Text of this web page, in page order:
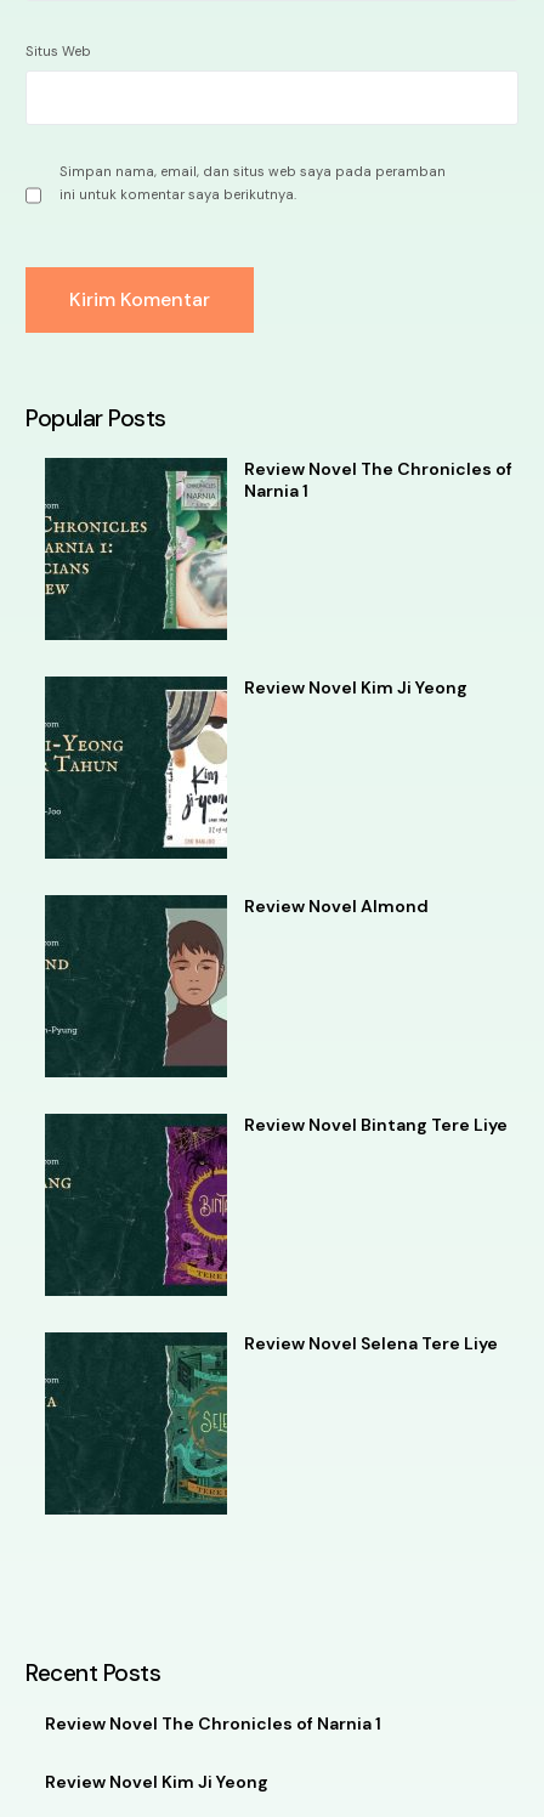
Situs Web
Simpan nama, email, dan situs web saya pada peramban
ini untuk komentar saya berikutnya.
Popular Posts
Review Novel The Chronicles of
Narnia 1
Review Novel Kim Ji Yeong
Review Novel Almond
Review Novel Bintang Tere Liye
Review Novel Selena Tere Liye
Recent Posts
Review Novel The Chronicles of Narnia 1
Review Novel Kim Ji Yeong